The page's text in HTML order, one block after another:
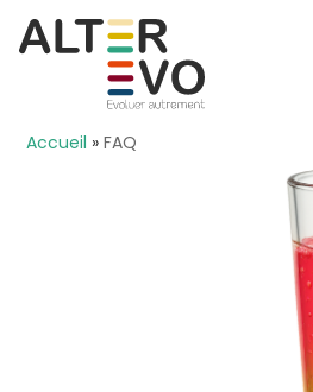
Accueil » FAQ